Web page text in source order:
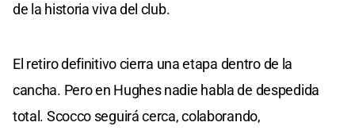
de la historia viva del club.
El retiro definitivo cierra una etapa dentro de la
cancha. Pero en Hughes nadie habla de despedida
total. Scocco seguirá cerca, colaborando,